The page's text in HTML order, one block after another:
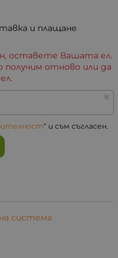
и плащане
оставете Вашата ел.
отново или да
“ и съм съгласен.
система